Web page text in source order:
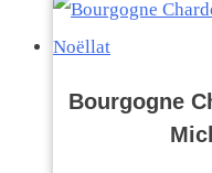
Bourgogne